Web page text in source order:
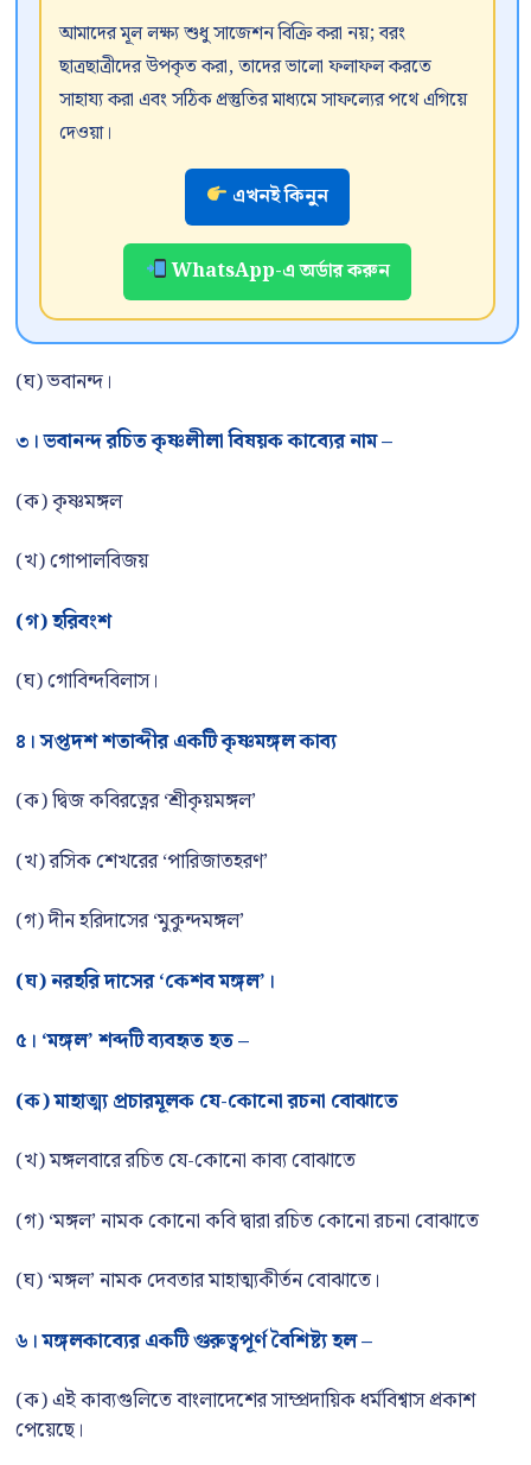
আমাদের মূল লক্ষ্য শুধু সাজেশন বিক্রি করা নয়; বরং
ছাত্রছাত্রীদের উপকৃত করা, তাদের ভালো ফলাফল করতে
সাহায্য করা এবং সঠিক প্রস্তুতির মাধ্যমে সাফল্যের পথে এগিয়ে
দেওয়া।
এখনই কিনুন
WhatsApp-এ অর্ডার করুন
(ঘ) ভবানন্দ।
৩। ভবানন্দ রচিত কৃষ্ণলীলা বিষয়ক কাব্যের নাম –
(ক) কৃষ্ণমঙ্গল
(খ) গোপালবিজয়
(গ) হরিবংশ
(ঘ) গোবিন্দবিলাস।
৪। সপ্তদশ শতাব্দীর একটি কৃষ্ণমঙ্গল কাব্য
(ক) দ্বিজ কবিরত্নের ‘শ্রীকৃয়মঙ্গল’
(খ) রসিক শেখরের ‘পারিজাতহরণ’
(গ) দীন হরিদাসের ‘মুকুন্দমঙ্গল’
(ঘ) নরহরি দাসের ‘কেশব মঙ্গল’।
৫। ‘মঙ্গল’ শব্দটি ব্যবহৃত হত –
(ক) মাহাত্ম্য প্রচারমূলক যে-কোনো রচনা বোঝাতে
(খ) মঙ্গলবারে রচিত যে-কোনো কাব্য বোঝাতে
(গ) ‘মঙ্গল’ নামক কোনো কবি দ্বারা রচিত কোনো রচনা বোঝাতে
(ঘ) ‘মঙ্গল’ নামক দেবতার মাহাত্ম্যকীর্তন বোঝাতে।
৬। মঙ্গলকাব্যের একটি গুরুত্বপূর্ণ বৈশিষ্ট্য হল –
(ক) এই কাব্যগুলিতে বাংলাদেশের সাম্প্রদায়িক ধর্মবিশ্বাস প্রকাশ
পেয়েছে।